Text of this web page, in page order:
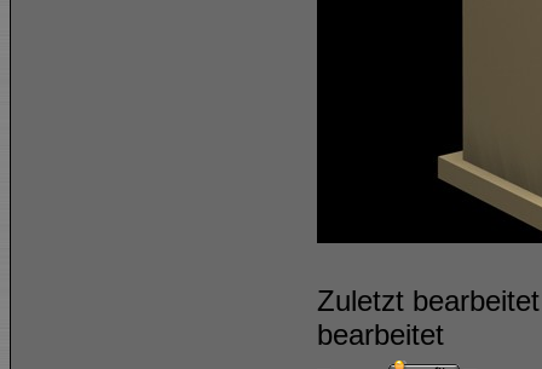
Zuletzt
bearbeitet